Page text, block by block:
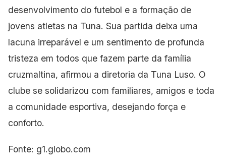
desenvolvimento do futebol e a formação de
jovens atletas na Tuna. Sua partida deixa uma
lacuna irreparável e um sentimento de profunda
tristeza em todos que fazem parte da família
cruzmaltina, afirmou a diretoria da Tuna Luso. O
clube se solidarizou com familiares, amigos e toda
a comunidade esportiva, desejando força e
conforto.
Fonte: g1.globo.com